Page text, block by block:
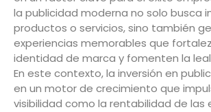
la publicidad moderna no solo busca
productos o servicios, sino también
experiencias memorables que
identidad de marca y fomenten la
En este contexto, la inversión en
en un motor de crecimiento que
visibilidad como la rentabilidad de las